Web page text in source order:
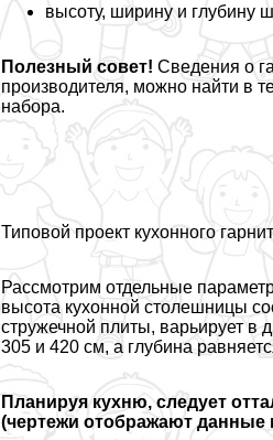
высоту, ширину и глубину
Полезный совет! Сведения о
производителя, можно найти в
набора.
Типовой проект кухонного
Рассмотрим отдельные
высота кухонной столешницы
стружечной плиты, варьирует в
305 и 420 см, а глубина
Планируя кухню, следует
(чертежи отображают данные